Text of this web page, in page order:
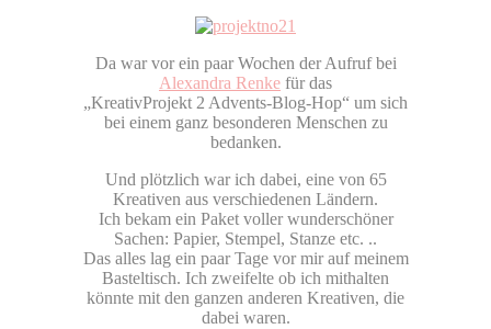
Da war vor ein paar Wochen der Aufruf bei
Alexandra Renke für das
„KreativProjekt 2 Advents-Blog-Hop“ um sich
bei einem ganz besonderen Menschen zu
bedanken.
Und plötzlich war ich dabei, eine von 65
Kreativen aus verschiedenen Ländern.
Ich bekam ein Paket voller wunderschöner
Sachen: Papier, Stempel, Stanze etc. ..
Das alles lag ein paar Tage vor mir auf meinem
Basteltisch. Ich zweifelte ob ich mithalten
könnte mit den ganzen anderen Kreativen, die
dabei waren.